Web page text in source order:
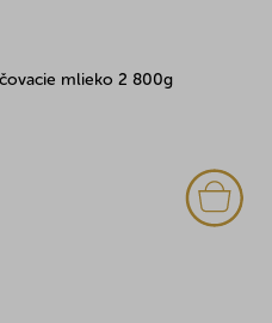
mlieko 2 800g